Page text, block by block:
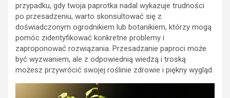
przypadku, gdy twoja paprotka nadal wykazuje trudności
po przesadzeniu, warto skonsultować się z
doświadczonym ogrodnikiem lub botanikiem, którzy mogą
pomóc zidentyfikować konkretne problemy i
zaproponować rozwiązania. Przesadzanie paproci może
być wyzwaniem, ale z odpowiednią wiedzą i troską
możesz przywrócić swojej roślinie zdrowie i piękny wygląd.